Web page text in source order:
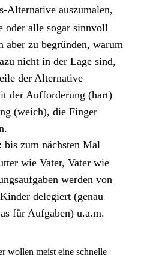
Alternative auszumalen,
oder alle sogar sinnvoll
aber zu begründen, warum
nicht in der Lage sind,
der Alternative
der Aufforderung (hart)
(weich), die Finger
bis zum nächsten Mal
wie Vater, Vater wie
werden von
delegiert (genau
für Aufgaben) u.a.m.
wollen meist eine schnelle